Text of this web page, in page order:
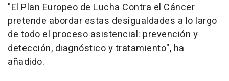
"El Plan Europeo de Lucha Contra el Cáncer
pretende abordar estas desigualdades a lo largo
de todo el proceso asistencial: prevención y
detección, diagnóstico y tratamiento", ha
añadido.